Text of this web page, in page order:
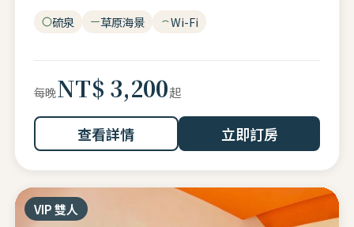
硫泉 草原海景 Wi-Fi
每晚NT$ 3,200起
查看詳情 立即訂房
VIP 雙人